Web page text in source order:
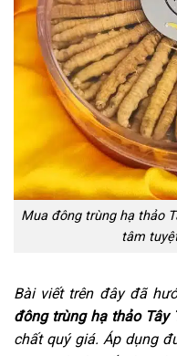
Mua đông trùng hạ thảo
tâm
Bài viết trên đây đã
đông trùng hạ thảo Tây
chất quý giá. Áp dụng